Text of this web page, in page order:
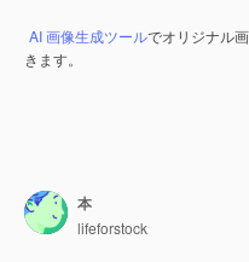
AI 画像生成ツールでオリジナル画
きます。
本
lifeforstock